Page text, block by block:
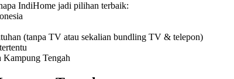
IndiHome jadi pilihan terbaik:
(tanpa TV atau sekalian bundling TV & telepon)
Tengah